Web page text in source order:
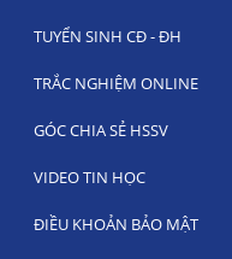
TUYỂN SINH CĐ - ĐH
TRẮC NGHIỆM ONLINE
GÓC CHIA SẺ HSSV
VIDEO TIN HỌC
ĐIỀU KHOẢN BẢO MẬT